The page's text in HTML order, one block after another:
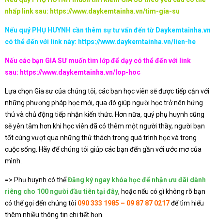
nhấp link sau: https://www.daykemtainha.vn/tim-gia-su
Nếu quý PHỤ HUYNH cần thêm sự tư vấn đến từ Daykemtainha.vn
có thể đến với link này: https://www.daykemtainha.vn/lien-he
Nếu các bạn GIA SƯ muốn tìm lớp để dạy có thể đến với link
sau: https://www.daykemtainha.vn/lop-hoc
Lựa chọn Gia sư của chúng tôi, các bạn học viên sẽ được tiếp cận với
những phương pháp học mới, qua đó giúp người học trở nên hứng
thú và chủ động tiếp nhận kiến thức. Hơn nữa, quý phụ huynh cũng
sẽ yên tâm hơn khi học viên đã có thêm một người thầy, người bạn
tốt cùng vượt qua những thử thách trong quá trình học và trong
cuộc sống. Hãy để chúng tôi giúp các bạn đến gần với ước mơ của
mình.
=> Phụ huynh có thểĐăng ký ngay khóa học để nhận ưu đãi dành
riêng cho 100 người đầu tiên tại đây, hoặc nếu có gì không rõ bạn
có thể gọi đến chúng tôi 090 333 1985 – 09 87 87 0217để tìm hiểu
thêm nhiều thông tin chi tiết hơn.